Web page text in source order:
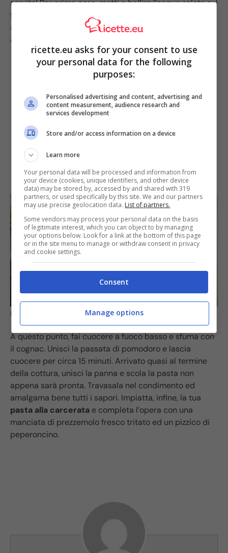
servito! Per prima cosa, metti a bollire l’acqua salata sul
fuoco. Nel frattempo, versa un filo d’olio in una padella
antiaderente ed unisci la cipolla tritata. Lasciala
appassire ed aggiungi la salsiccia sbriciolata.
Pasta alla carcerata
A questo punto, fai cuocere a fuoco basso e sfuma con
il cognac. Unisci la passata di pomodoro e lascia
cuocere per circa 15 minuti. Arrivato quasi al termine
della cottura, unisci la panna e scola la pasta non
appena sarà pronta. Travasala nel condimento ed
amalgama bene tutti i sapori. Impiatta, infine, la tua
pasta alla carcerata e completa l’opera con una
manciata di prezzemolo fresco tritato ed un pizzico di
peperoncino.
ricette.eu asks for your consent to use
your personal data for the following
purposes:
Personalised advertising and content, advertising and
content measurement, audience research and
services development
Store and/or access information on a device
Learn more
Your personal data will be processed and information from
your device (cookies, unique identifiers, and other device
data) may be stored by, accessed by and shared with 319
partners, or used specifically by this site. We and our partners
may use precise geolocation data. List of partners.
Some vendors may process your personal data on the basis
of legitimate interest, which you can object to by managing
your options below. Look for a link at the bottom of this page
or in the site menu to manage or withdraw consent in privacy
and cookie settings.
Consent
Manage options